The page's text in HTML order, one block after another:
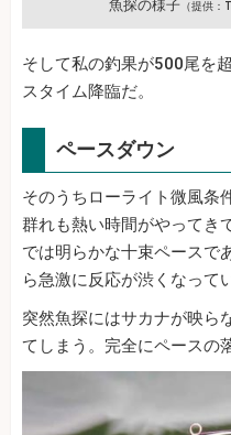
魚探の様子 （提供：
そして私の釣果が500尾を
スタイム降臨だ。
ペースダウン
そのうちローライト微風条
群れも熱い時間がやってき
では明らかな十束ペースで
ら急激に反応が渋くなって
突然魚探にはサカナが映ら
てしまう。完全にペースの